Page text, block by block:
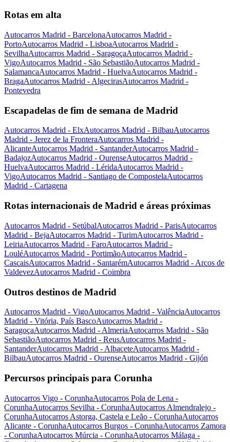
Rotas em alta
Autocarros Madrid - BarcelonaAutocarros Madrid -
PortoAutocarros Madrid - LisboaAutocarros Madrid -
SevilhaAutocarros Madrid - SaragoçaAutocarros Madrid -
VigoAutocarros Madrid - São SebastiãoAutocarros Madrid -
SalamancaAutocarros Madrid - HuelvaAutocarros Madrid -
BragaAutocarros Madrid - AlgecirasAutocarros Madrid -
Pontevedra
Escapadelas de fim de semana de Madrid
Autocarros Madrid - ElxAutocarros Madrid - BilbauAutocarros
Madrid - Jerez de la FronteraAutocarros Madrid -
AlicanteAutocarros Madrid - SantanderAutocarros Madrid -
BadajozAutocarros Madrid - OurenseAutocarros Madrid -
HuelvaAutocarros Madrid - LéridaAutocarros Madrid -
VigoAutocarros Madrid - Santiago de CompostelaAutocarros
Madrid - Cartagena
Rotas internacionais de Madrid e áreas próximas
Autocarros Madrid - SetúbalAutocarros Madrid - ParisAutocarros
Madrid - BejaAutocarros Madrid - TurimAutocarros Madrid -
LeiriaAutocarros Madrid - FaroAutocarros Madrid -
LouléAutocarros Madrid - PortimãoAutocarros Madrid -
CascaisAutocarros Madrid - SantarémAutocarros Madrid - Arcos de
ValdevezAutocarros Madrid - Coimbra
Outros destinos de Madrid
Autocarros Madrid - VigoAutocarros Madrid - ValênciaAutocarros
Madrid - Vitória, País BascoAutocarros Madrid -
SaragoçaAutocarros Madrid - AlmeriaAutocarros Madrid - São
SebastiãoAutocarros Madrid - ReusAutocarros Madrid -
SantanderAutocarros Madrid - AlbaceteAutocarros Madrid -
BilbauAutocarros Madrid - OurenseAutocarros Madrid - Gijón
Percursos principais para Corunha
Autocarros Vigo - CorunhaAutocarros Pola de Lena -
CorunhaAutocarros Sevilha - CorunhaAutocarros Almendralejo -
CorunhaAutocarros Astorga, Castela e Leão - CorunhaAutocarros
Alicante - CorunhaAutocarros Burgos - CorunhaAutocarros Zamora
- CorunhaAutocarros Múrcia - CorunhaAutocarros Málaga -